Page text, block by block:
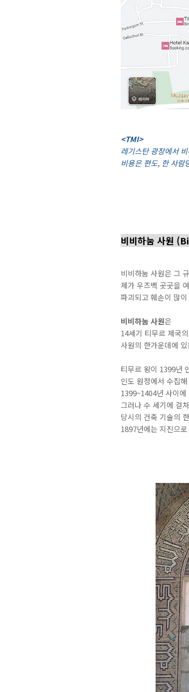
<TMI>
레기스탄 광장에서
비용은 편도, 한 사
비비하눔 사원
비비하눔 사원은 그
제가 우즈벡 곳곳을
파괴되고 훼손이 많
비비하눔 사원은
14세기 티무르 제국
사원의 한가운데에
티무르 왕이 1399년
인도 원정에서 수집
1399~1404년 사이
그러나 수 세기에 걸
당시의 건축 기술의
1897년에는 지진으